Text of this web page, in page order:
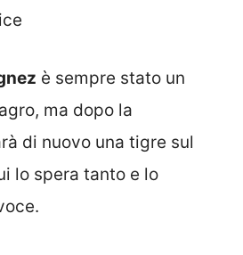
è sempre stato un
ma dopo la
di nuovo una tigre sul
lo spera tanto e lo